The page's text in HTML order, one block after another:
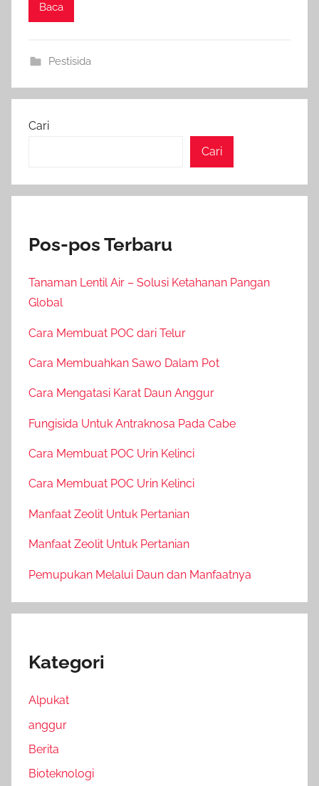
Baca
Pestisida
Cari
Cari
Pos-pos Terbaru
Tanaman Lentil Air – Solusi Ketahanan Pangan
Global
Cara Membuat POC dari Telur
Cara Membuahkan Sawo Dalam Pot
Cara Mengatasi Karat Daun Anggur
Fungisida Untuk Antraknosa Pada Cabe
Cara Membuat POC Urin Kelinci
Cara Membuat POC Urin Kelinci
Manfaat Zeolit Untuk Pertanian
Manfaat Zeolit Untuk Pertanian
Pemupukan Melalui Daun dan Manfaatnya
Kategori
Alpukat
anggur
Berita
Bioteknologi